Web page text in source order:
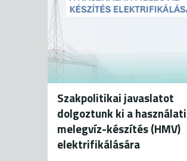
Szakpolitikai javaslatot
dolgoztunk ki a használati
melegvíz-készítés (HMV)
elektrifikálására